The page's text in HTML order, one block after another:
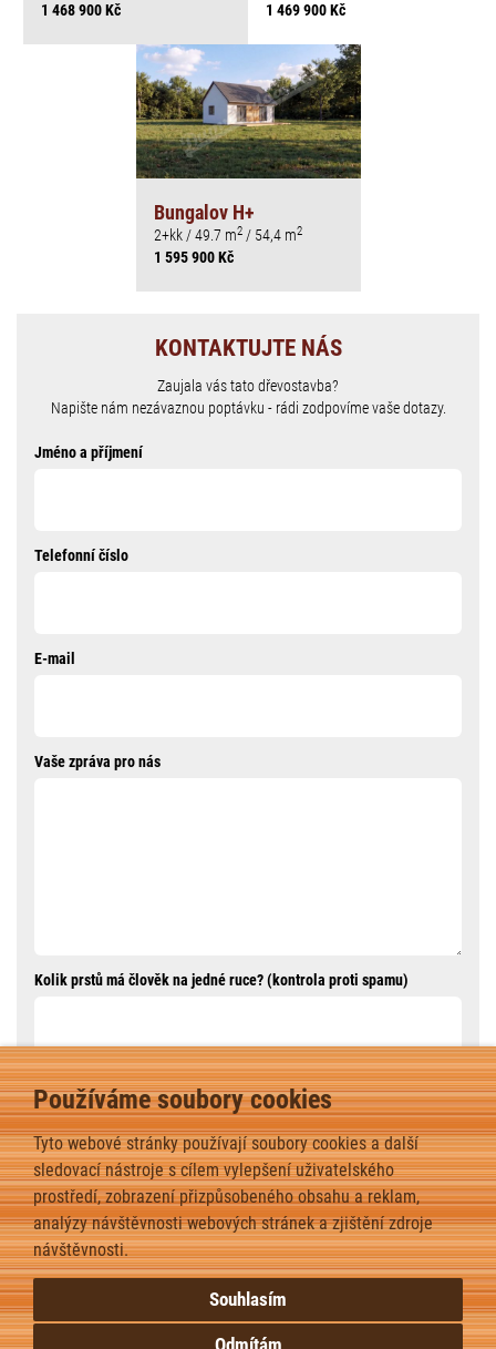
Používáme soubory cookies
Tyto webové stránky používají soubory cookies a další
sledovací nástroje s cílem vylepšení uživatelského
prostředí, zobrazení přizpůsobeného obsahu a reklam,
analýzy návštěvnosti webových stránek a zjištění zdroje
návštěvnosti.
Souhlasím
Odmítám
1 468 900 Kč 1 469 900 Kč
Bungalov H+
2+kk / 49.7 m2/ 54,4 m2
1 595 900 Kč
KONTAKTUJTE NÁS
Zaujala vás tato dřevostavba?
Napište nám nezávaznou poptávku - rádi zodpovíme vaše dotazy.
Jméno a příjmení
Telefonní číslo
E-mail
Vaše zpráva pro nás
Kolik prstů má člověk na jedné ruce? (kontrola proti spamu)
ODESLAT ZPRÁVU
zpět